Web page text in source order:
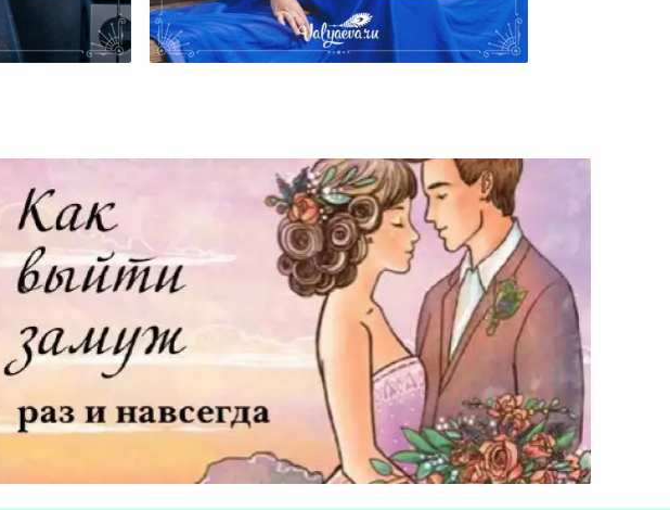
Женские Сценарии. Буду
Работящей И Успешной